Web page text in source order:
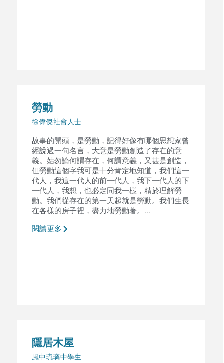
勞動
徐偉傑社會人士
故事的開頭，是勞動，記得好像有哪個思想家曾
經說過一句名言，大意是勞動創造了存在的意
義。姑勿論何謂存在，何謂意義，又甚是創造，
但勞動這個字我可是十分肯定地知道，我們這一
代人，我這一代人的前一代人，我下一代人的下
一代人，我想，也必定同我一樣，精於理解勞
動。我們從存在的第一天起就是勞動。我們生長
在各樣的房子裡，盡力地勞動著。...
閱讀更多
隱居木屋
風中琉璃中學生